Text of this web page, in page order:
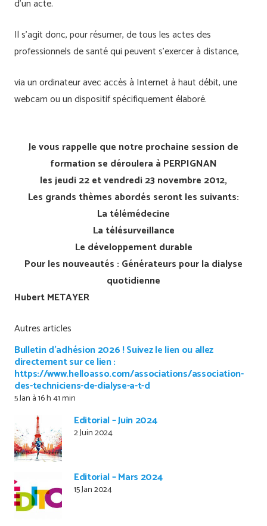
d’un acte.
Il s’agit donc, pour résumer, de tous les actes des
professionnels de santé qui peuvent s’exercer à distance,
via un ordinateur avec accès à Internet à haut débit, une
webcam ou un dispositif spécifiquement élaboré.
Je vous rappelle que notre prochaine session de
formation se déroulera à PERPIGNAN
les jeudi 22 et vendredi 23 novembre 2012,
Les grands thèmes abordés seront les suivants:
La télémédecine
La télésurveillance
Le développement durable
Pour les nouveautés : Générateurs pour la dialyse
quotidienne
Hubert METAYER
Autres articles
Bulletin d’adhésion 2026 ! Suivez le lien ou allez
directement sur ce lien :
https://www.helloasso.com/associations/association-
des-techniciens-de-dialyse-a-t-d
5 Jan à 16 h 41 min
Editorial – Juin 2024
2 Juin 2024
Editorial – Mars 2024
15 Jan 2024